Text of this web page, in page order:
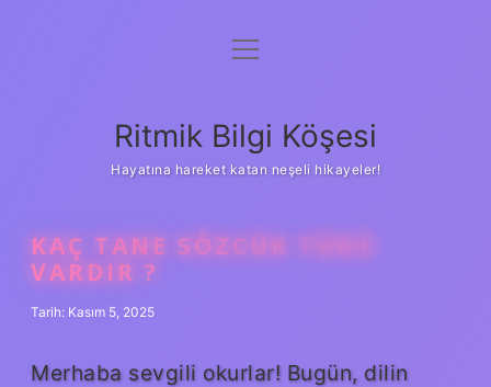
Anasayfa
Yasal Uyarı
menüyü
Ritmik Bilgi Köşesi
Hayatına hareket katan neşeli hikayeler!
KAÇ TANE SÖZCÜK TÜRÜ
VARDIR ?
Tarih: Kasım 5, 2025
Merhaba sevgili okurlar! Bugün, dilin